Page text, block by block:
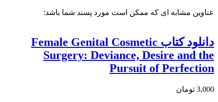
عناوین مشابه ای که ممکن است مورد پسند شما باشد:
دانلود کتاب Female Genital Cosmetic
Surgery: Deviance, Desire and the
Pursuit of Perfection
3,000 تومان